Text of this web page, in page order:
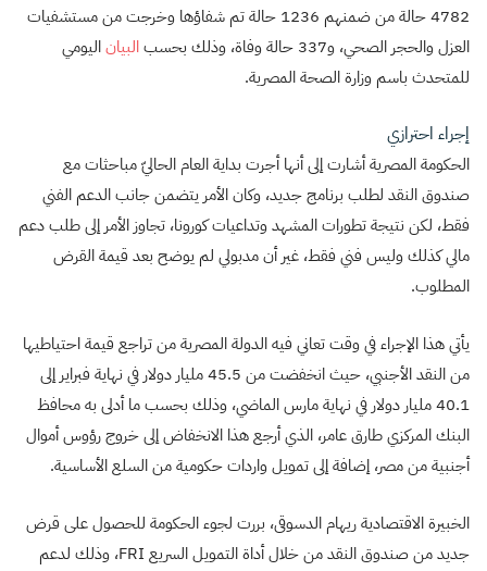
4782 حالة من ضمنهم 1236 حالة تم شفاؤها وخرجت من مستشفيات
العزل والحجر الصحي، و337 حالة وفاة، وذلك بحسب
البياناليومي
للمتحدث باسم وزارة الصحة المصرية.
إجراء احترازي
الحكومة المصرية أشارت إلى أنها أجرت بداية العام الحاليّ مباحثات مع
صندوق النقد لطلب برنامج جديد، وكان الأمر يتضمن جانب الدعم الفني
فقط، لكن نتيجة تطورات المشهد وتداعيات كورونا، تجاوز الأمر إلى طلب دعم
مالي كذلك وليس فني فقط، غير أن مدبولي لم يوضح بعد قيمة القرض
المطلوب.
يأتي هذا الإجراء في وقت تعاني فيه الدولة المصرية من تراجع قيمة احتياطيها
من النقد الأجنبي، حيث انخفضت من 45.5 مليار دولار في نهاية فبراير إلى
40.1 مليار دولار في نهاية مارس الماضي، وذلك بحسب ما أدلى به محافظ
البنك المركزي طارق عامر، الذي أرجع هذا الانخفاض إلى خروج رؤوس أموال
أجنبية من مصر، إضافة إلى تمويل واردات حكومية من السلع الأساسية.
الخبيرة الاقتصادية ريهام الدسوقى، بررت لجوء الحكومة للحصول على قرض
جديد من صندوق النقد من خلال أداة التمويل السريع FRI، وذلك لدعم